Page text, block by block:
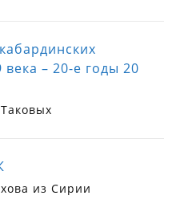
– 20-е годы 20
из Сирии